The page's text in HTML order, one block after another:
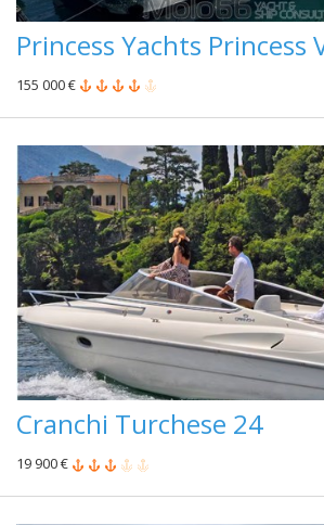
Princess Yachts Princess
155 000 €
Cranchi Turchese 24
19 900 €